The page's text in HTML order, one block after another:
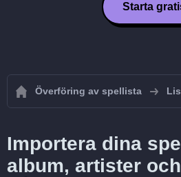
Starta
Överföring av spellista
Importera dina
album, artister